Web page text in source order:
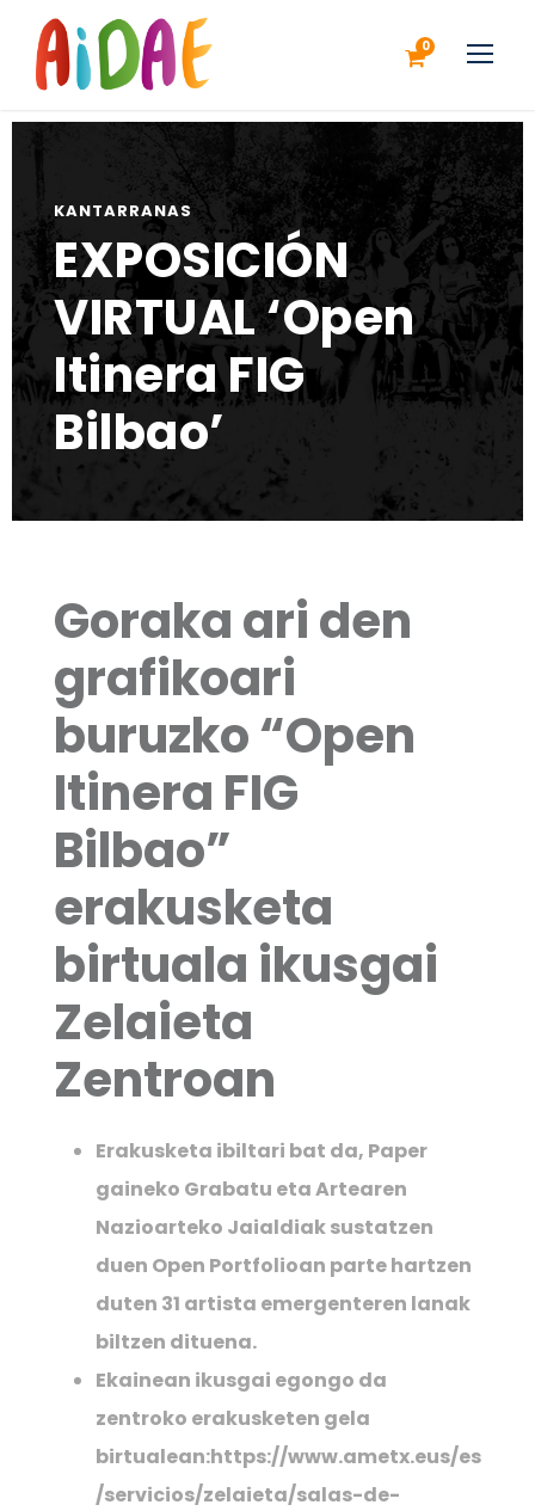
0
KANTARRANAS
EXPOSICIÓN
VIRTUAL ‘Open
Itinera FIG
Bilbao’
Goraka ari den
grafikoari
buruzko “Open
Itinera FIG
Bilbao”
erakusketa
birtuala ikusgai
Zelaieta
Zentroan
Erakusketa ibiltari bat da, Paper
gaineko Grabatu eta Artearen
Nazioarteko Jaialdiak sustatzen
duen Open Portfolioan parte hartzen
duten 31 artista emergenteren lanak
biltzen dituena.
Ekainean ikusgai egongo da
zentroko erakusketen gela
birtualean:https://www.ametx.eus/es
/servicios/zelaieta/salas-de-